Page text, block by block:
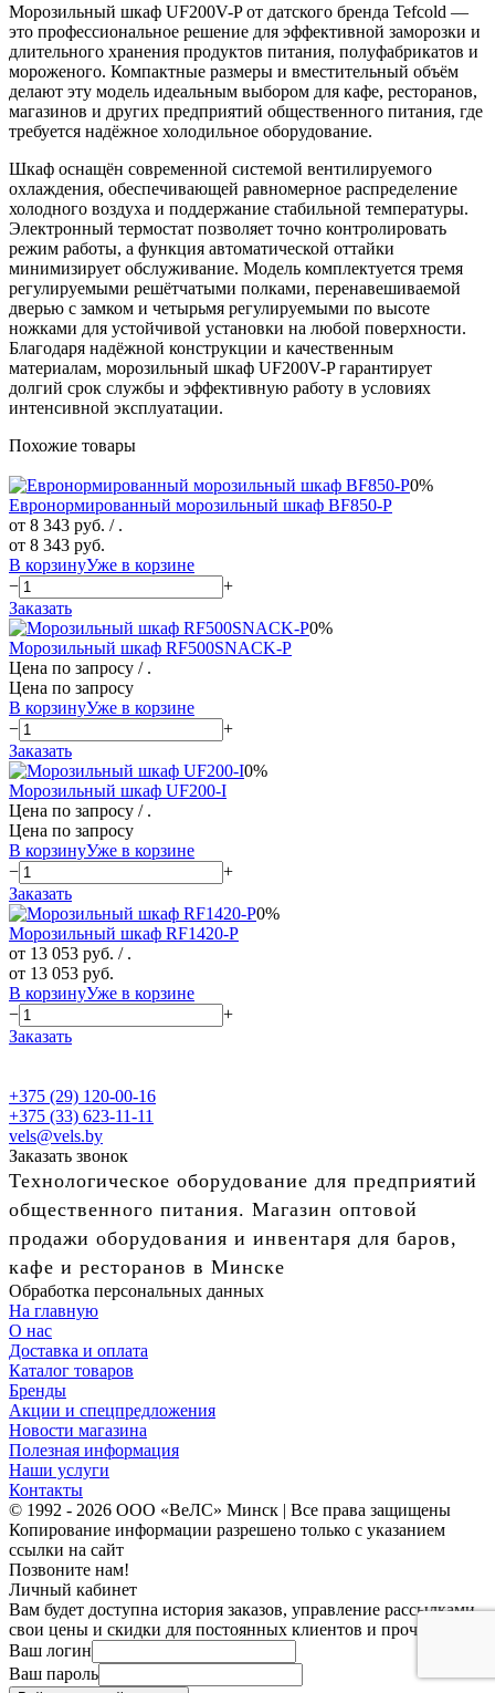
Морозильный шкаф UF200V-P от датского бренда Tefcold —
это профессиональное решение для эффективной заморозки и
длительного хранения продуктов питания, полуфабрикатов и
мороженого. Компактные размеры и вместительный объём
делают эту модель идеальным выбором для кафе, ресторанов,
магазинов и других предприятий общественного питания, где
требуется надёжное холодильное оборудование.
Шкаф оснащён современной системой вентилируемого
охлаждения, обеспечивающей равномерное распределение
холодного воздуха и поддержание стабильной температуры.
Электронный термостат позволяет точно контролировать
режим работы, а функция автоматической оттайки
минимизирует обслуживание. Модель комплектуется тремя
регулируемыми решётчатыми полками, перенавешиваемой
дверью с замком и четырьмя регулируемыми по высоте
ножками для устойчивой установки на любой поверхности.
Благодаря надёжной конструкции и качественным
материалам, морозильный шкаф UF200V-P гарантирует
долгий срок службы и эффективную работу в условиях
интенсивной эксплуатации.
Похожие товары
0%
Евронормированный морозильный шкаф BF850-P
от 8 343 руб. / .
от 8 343 руб.
В корзинуУже в корзине
−
+
Заказать
0%
Морозильный шкаф RF500SNACK-P
Цена по запросу / .
Цена по запросу
В корзинуУже в корзине
−
+
Заказать
0%
Морозильный шкаф UF200-I
Цена по запросу / .
Цена по запросу
В корзинуУже в корзине
−
+
Заказать
0%
Морозильный шкаф RF1420-P
от 13 053 руб. / .
от 13 053 руб.
В корзинуУже в корзине
−
+
Заказать
+375 (29) 120-00-16
+375 (33) 623-11-11
vels@vels.by
Заказать звонок
Технологическое оборудование для предприятий
общественного питания. Магазин оптовой
продажи оборудования и инвентаря для баров,
кафе и ресторанов в Минске
Обработка персональных данных
На главную
О нас
Доставка и оплата
Каталог товаров
Бренды
Акции и спецпредложения
Новости магазина
Полезная информация
Наши услуги
Контакты
© 1992 - 2026 ООО «ВеЛС» Минск | Все права защищены
Копирование информации разрешено только с указанием
ссылки на сайт
Позвоните нам!
Личный кабинет
Вам будет доступна история заказов, управление рассылками,
свои цены и скидки для постоянных клиентов и прочее.
Ваш логин
Ваш пароль